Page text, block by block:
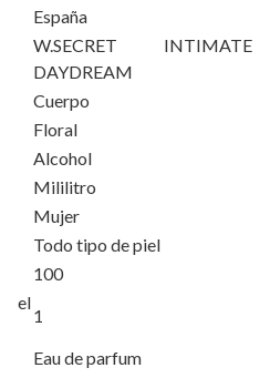
España
W.SECRET INTIMATE
DAYDREAM
Cuerpo
Floral
Alcohol
Mililitro
Mujer
Todo tipo de piel
100
el
1
Eau de parfum